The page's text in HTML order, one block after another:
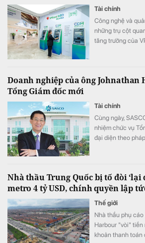
Tài chính
Công nghệ và
những trụ cột
tăng trưởng của
nhưng vẫn duy trì
Doanh nghiệp của ông Johnathan
Tổng Giám đốc mới
Tài chính
Cùng ngày,
nhiệm chức vụ
đại diện theo
Nhà thầu Trung Quốc bị tố đòi
metro 4 tỷ USD, chính quyền lập
Thế giới
Nhà thầu phụ
Harbour "vòi"
khoản thanh toán